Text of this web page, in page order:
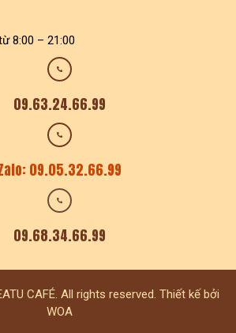
8:00 – 21:00
09.63.24.66.99
09.05.32.66.99
09.68.34.66.99
CAFÉ. All rights reserved. Thiết kế bởi
WOA